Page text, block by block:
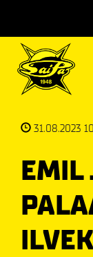
31.08.2023
EMIL